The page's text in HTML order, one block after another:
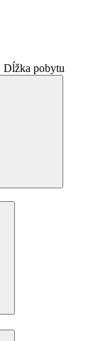
Dĺžka pobytu